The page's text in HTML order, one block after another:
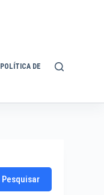
POLÍTICA DE PRIVACIDADE
Pesquisar